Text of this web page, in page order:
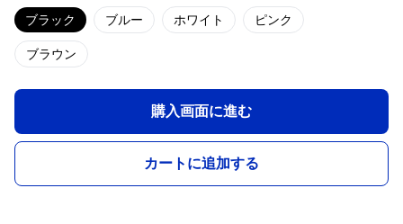
ブラック ブルー ホワイト ピンク
ブラウン
購入画面に進む
カートに追加する